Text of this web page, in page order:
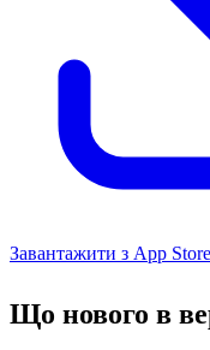
Завантажити з App Store
Що нового в